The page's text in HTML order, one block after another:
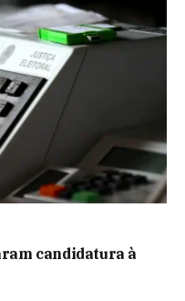
candidatura à